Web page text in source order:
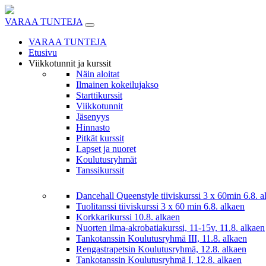
Skip
to
VARAA TUNTEJA
VARAA TUNTEJA
Etusivu
Viikkotunnit ja kurssit
Näin aloitat
Ilmainen kokeilujakso
Starttikurssit
Viikkotunnit
Jäsenyys
Hinnasto
Pitkät kurssit
Lapset ja nuoret
Koulutusryhmät
Tanssikurssit
Dancehall Queenstyle tiiviskurssi 3 x 60min 6.8.
Tuolitanssi tiiviskurssi 3 x 60 min 6.8. alkaen
Korkkarikurssi 10.8. alkaen
Nuorten ilma-akrobatiakurssi, 11-15v, 11.8. alkaen
Tankotanssin Koulutusryhmä III, 11.8. alkaen
Rengastrapetsin Koulutusryhmä, 12.8. alkaen
Tankotanssin Koulutusryhmä I, 12.8. alkaen